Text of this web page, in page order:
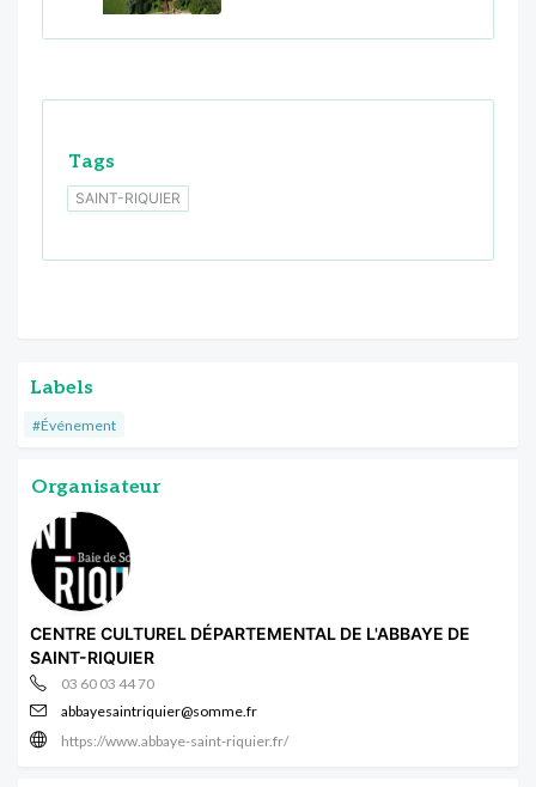
Tags
SAINT-RIQUIER
Labels
#Événement
Organisateur
CENTRE CULTUREL DÉPARTEMENTAL DE L'ABBAYE DE
SAINT-RIQUIER
03 60 03 44 70
abbayesaintriquier@somme.fr
https://www.abbaye-saint-riquier.fr/